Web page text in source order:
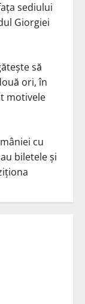
sediului
Giorgiei
să
ori, în
motivele
cu
biletele și